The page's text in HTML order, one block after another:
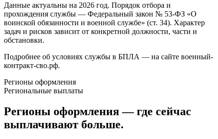
Данные актуальны на 2026 год. Порядок отбора и
прохождения службы — Федеральный закон № 53-ФЗ «О
воинской обязанности и военной службе» (ст. 34). Характер
задач и рисков зависит от конкретной должности, части и
обстановки.
Подробнее об условиях службы в БПЛА — на сайте военный-
контракт-сво.рф.
Регионы оформления
Региональные выплаты
Регионы оформления — где сейчас
выплачивают больше.